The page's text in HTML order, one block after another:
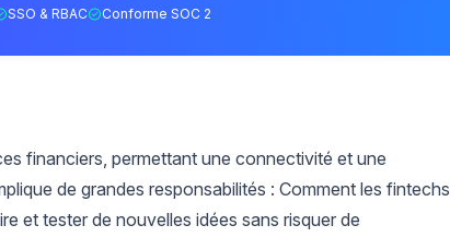
SSO & RBAC Conforme SOC 2
financiers, permettant une connectivité et une
de grandes responsabilités : Comment les
et tester de nouvelles idées sans risquer de